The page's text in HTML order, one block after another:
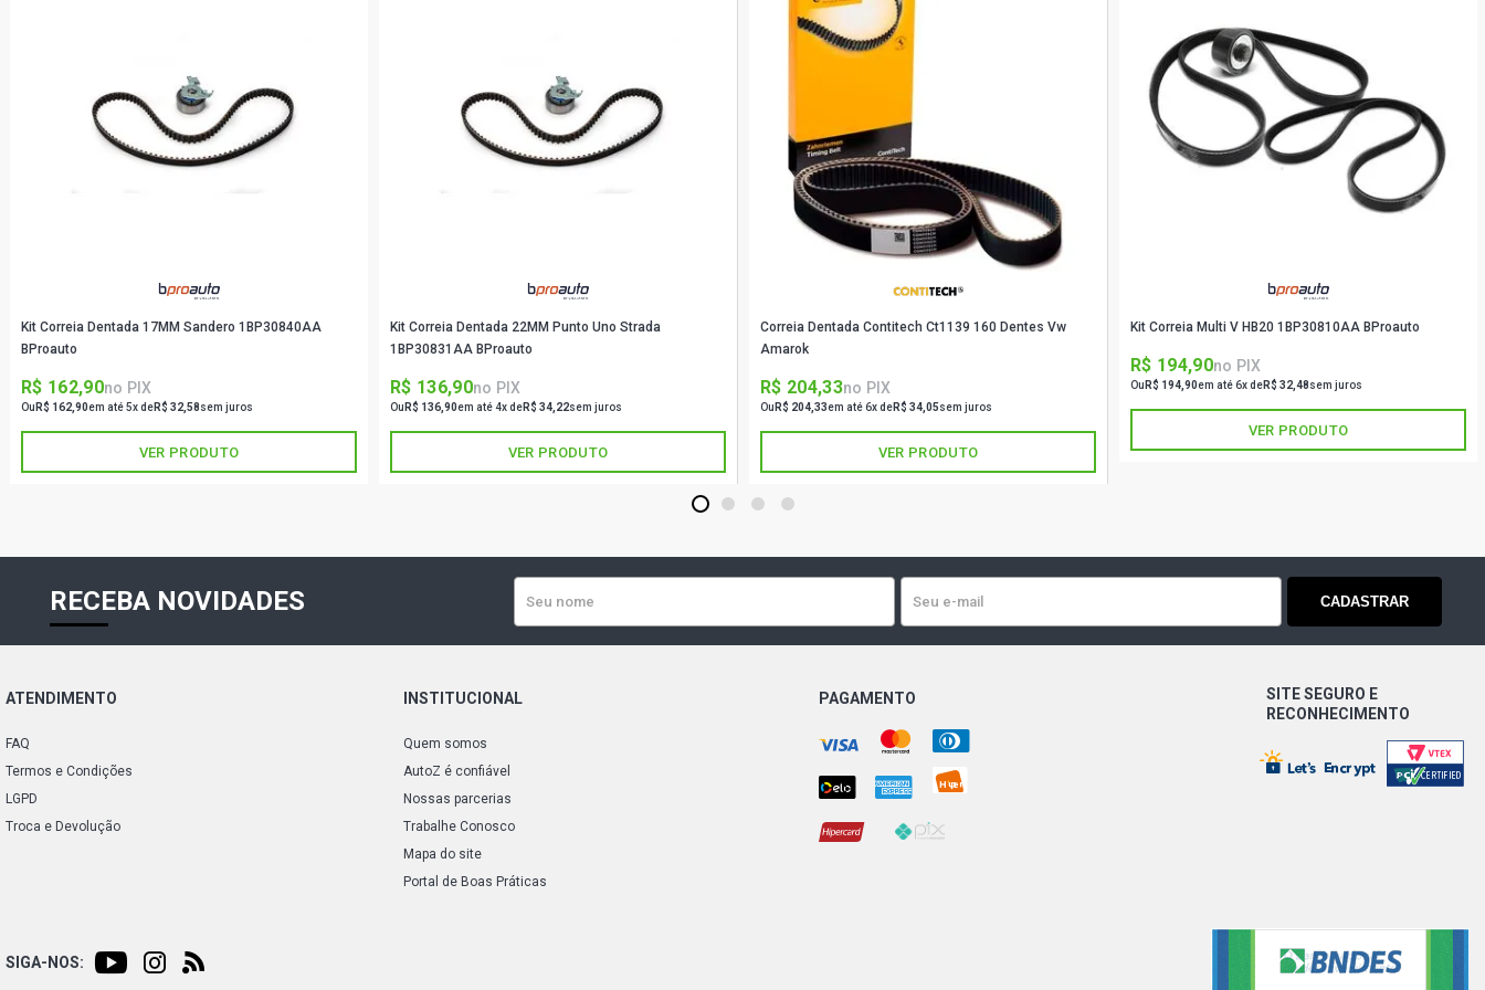
Kit Correia Dentada 17MM Sandero 1BP30840AA
BProauto
R$ 162,90no PIX
Ou R$ 162,90em até 5x deR$ 32,58sem juros
VER PRODUTO
Kit Correia Dentada 22MM Punto Uno Strada
1BP30831AA BProauto
R$ 136,90no PIX
Ou R$ 136,90em até 4x deR$ 34,22sem juros
VER PRODUTO
Correia Dentada Contitech Ct1139 160 Dentes Vw
Amarok
R$ 204,33no PIX
Ou R$ 204,33em até 6x deR$ 34,05sem juros
VER PRODUTO
Kit Correia Multi V HB20 1BP30810AA BProauto
R$ 194,90no PIX
Ou R$ 194,90em até 6x deR$ 32,48sem juros
VER PRODUTO
1 2 3 4
RECEBA NOVIDADES CADASTRAR
ATENDIMENTO
FAQ
Termos e Condições
LGPD
Troca e Devolução
INSTITUCIONAL
Quem somos
AutoZ é confiável
Nossas parcerias
Trabalhe Conosco
Mapa do site
Portal de Boas Práticas
PAGAMENTO
SITE SEGURO E
RECONHECIMENTO
SIGA-NOS: